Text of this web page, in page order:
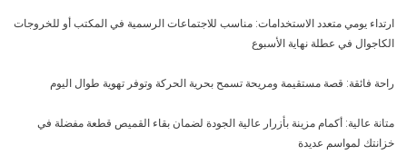
ارتداء يومي متعدد الاستخدامات: مناسب للاجتماعات الرسمية في المكتب أو للخروجات
الكاجوال في عطلة نهاية الأسبوع
راحة فائقة: قصة مستقيمة ومريحة تسمح بحرية الحركة وتوفر تهوية طوال اليوم
متانة عالية: أكمام مزينة بأزرار عالية الجودة لضمان بقاء القميص قطعة مفضلة في
خزانتك لمواسم عديدة